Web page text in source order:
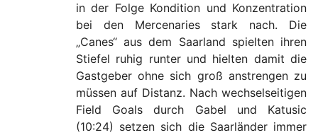
in der Folge Kondition und Konzentration
bei den Mercenaries stark nach. Die
„Canes“ aus dem Saarland spielten ihren
Stiefel ruhig runter und hielten damit die
Gastgeber ohne sich groß anstrengen zu
müssen auf Distanz. Nach wechselseitigen
Field Goals durch Gabel und Katusic
(10:24) setzen sich die Saarländer immer